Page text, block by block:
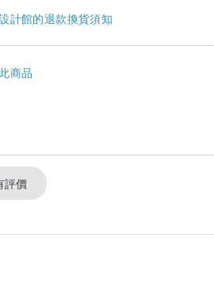
計館的退款換貨須知
商品
評價